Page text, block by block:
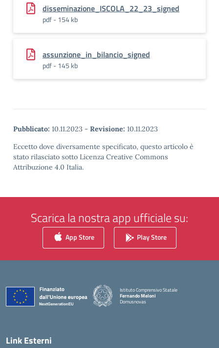
disseminazione_ISCOLA_22_23_signed
pdf - 154 kb
assunzione_in_bilancio_signed
pdf - 145 kb
Pubblicato: 10.11.2023 - Revisione: 10.11.2023
Eccetto dove diversamente specificato, questo articolo è
stato rilasciato sotto Licenza Creative Commons
Attribuzione 4.0 Italia.
Scarica la nostra app ufficiale su:
App Store Play Store
Istituto Comprensivo Statale
Fernando Meloni
Domusnovas
Link Esterni